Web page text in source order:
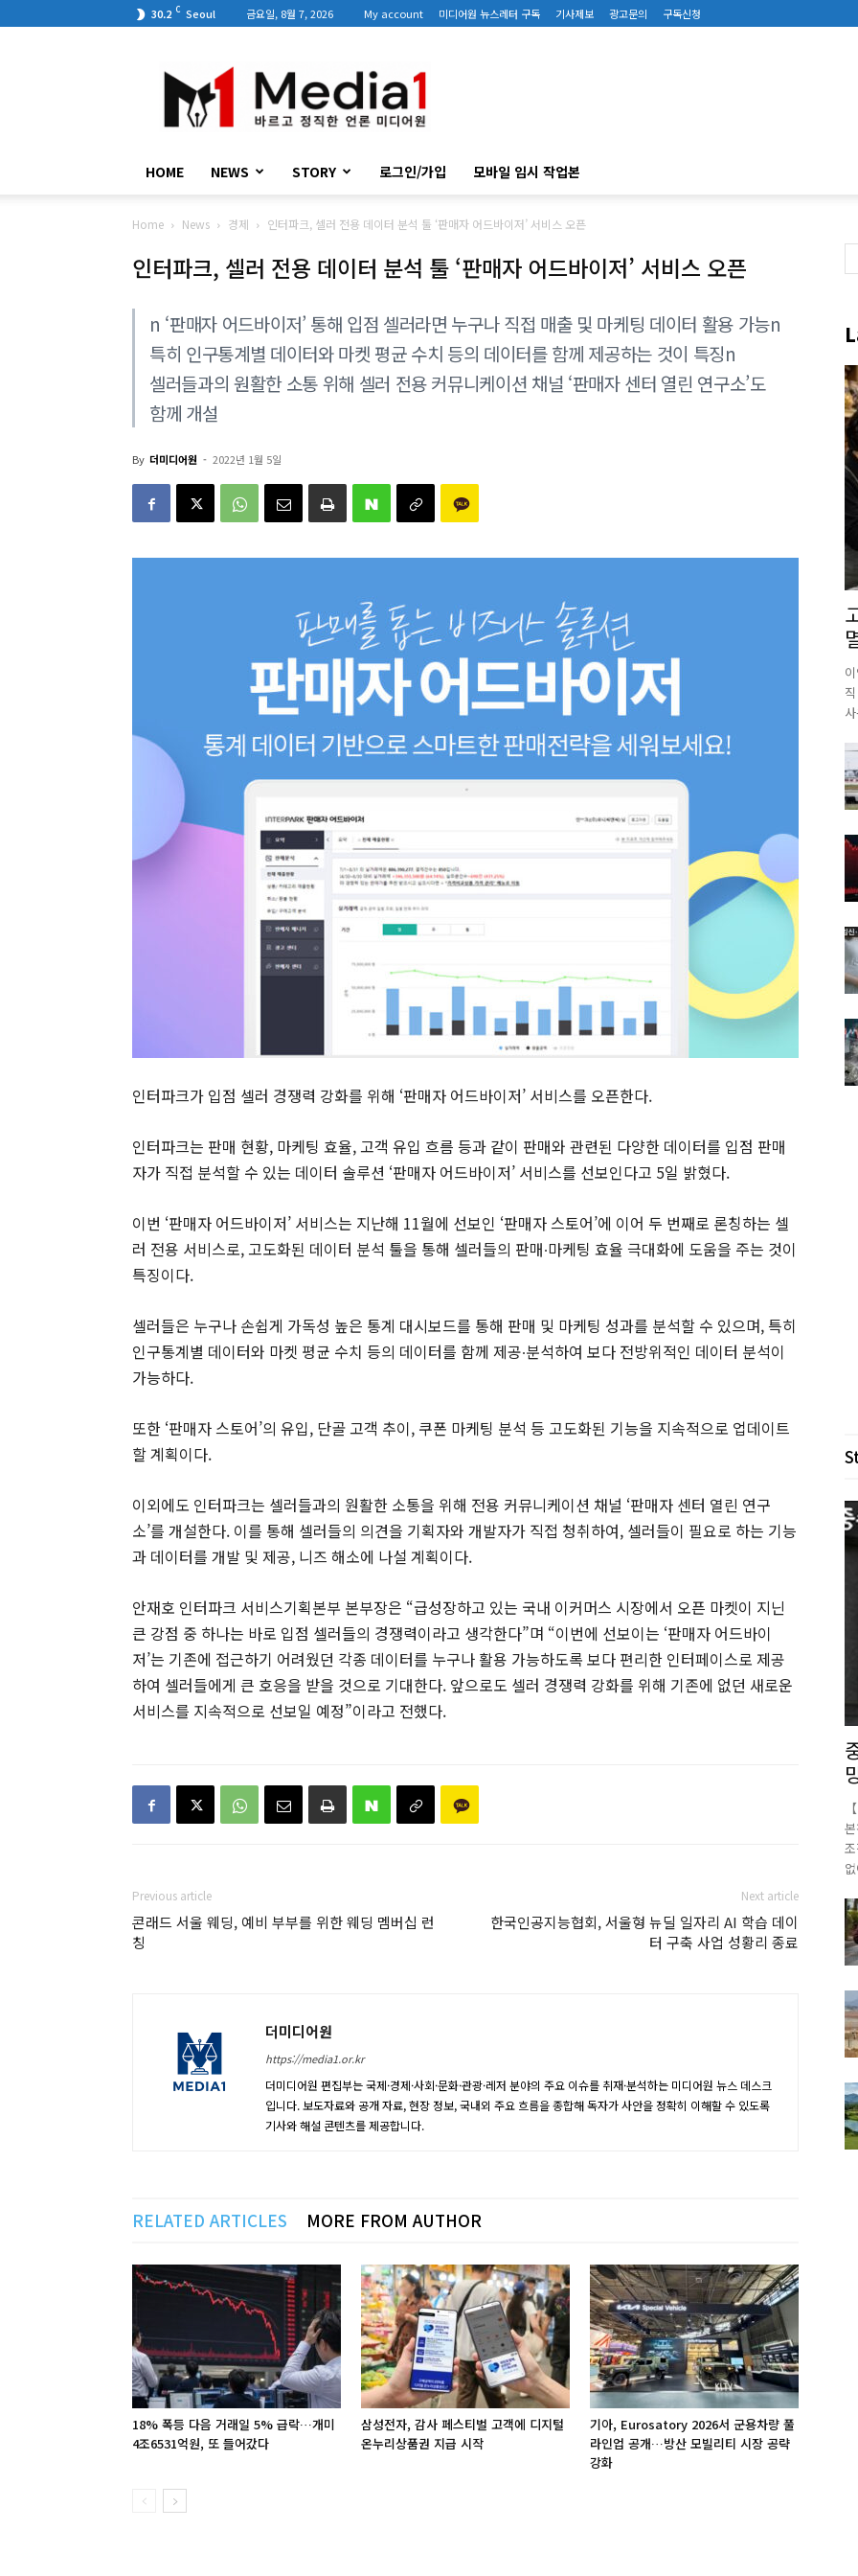
30.2 C Seoul 금요일, 8월 7, 2026 My account 미디어원 뉴스레터 구독 기사제보 광고문의 구독신청
디
어
원
HOME NEWS STORY 로그인/가입 모바일 임시 작업본
Home News 경제 인터파크, 셀러 전용 데이터 분석 툴 ‘판매자 어드바이저’ 서비스 오픈
인터파크, 셀러 전용 데이터 분석 툴 ‘판매자 어드바이저’ 서비스 오픈
n ‘판매자 어드바이저’ 통해 입점 셀러라면 누구나 직접 매출 및 마케팅 데이터 활용 가능n
특히 인구통계별 데이터와 마켓 평균 수치 등의 데이터를 함께 제공하는 것이 특징n
셀러들과의 원활한 소통 위해 셀러 전용 커뮤니케이션 채널 ‘판매자 센터 열린 연구소’도
함께 개설
By 더미디어원 - 2022년 1월 5일
인터파크가 입점 셀러 경쟁력 강화를 위해 ‘판매자 어드바이저’ 서비스를 오픈한다.
인터파크는 판매 현황, 마케팅 효율, 고객 유입 흐름 등과 같이 판매와 관련된 다양한 데이터를 입점 판매
자가 직접 분석할 수 있는 데이터 솔루션 ‘판매자 어드바이저’ 서비스를 선보인다고 5일 밝혔다.
이번 ‘판매자 어드바이저’ 서비스는 지난해 11월에 선보인 ‘판매자 스토어’에 이어 두 번째로 론칭하는 셀
러 전용 서비스로, 고도화된 데이터 분석 툴을 통해 셀러들의 판매∙마케팅 효율 극대화에 도움을 주는 것이
특징이다.
셀러들은 누구나 손쉽게 가독성 높은 통계 대시보드를 통해 판매 및 마케팅 성과를 분석할 수 있으며, 특히
인구통계별 데이터와 마켓 평균 수치 등의 데이터를 함께 제공∙분석하여 보다 전방위적인 데이터 분석이
가능하다.
또한 ‘판매자 스토어’의 유입, 단골 고객 추이, 쿠폰 마케팅 분석 등 고도화된 기능을 지속적으로 업데이트
할 계획이다.
이외에도 인터파크는 셀러들과의 원활한 소통을 위해 전용 커뮤니케이션 채널 ‘판매자 센터 열린 연구
소’를 개설한다. 이를 통해 셀러들의 의견을 기획자와 개발자가 직접 청취하여, 셀러들이 필요로 하는 기능
과 데이터를 개발 및 제공, 니즈 해소에 나설 계획이다.
안재호 인터파크 서비스기획본부 본부장은 “급성장하고 있는 국내 이커머스 시장에서 오픈 마켓이 지닌
큰 강점 중 하나는 바로 입점 셀러들의 경쟁력이라고 생각한다”며 “이번에 선보이는 ‘판매자 어드바이
저’는 기존에 접근하기 어려웠던 각종 데이터를 누구나 활용 가능하도록 보다 편리한 인터페이스로 제공
하여 셀러들에게 큰 호응을 받을 것으로 기대한다. 앞으로도 셀러 경쟁력 강화를 위해 기존에 없던 새로운
서비스를 지속적으로 선보일 예정”이라고 전했다.
Previous article
콘래드 서울 웨딩, 예비 부부를 위한 웨딩 멤버십 런
칭
Next article
한국인공지능협회, 서울형 뉴딜 일자리 AI 학습 데이
터 구축 사업 성황리 종료
더미디어원
https://media1.or.kr
더미디어원 편집부는 국제·경제·사회·문화·관광·레저 분야의 주요 이슈를 취재·분석하는 미디어원 뉴스 데스크
입니다. 보도자료와 공개 자료, 현장 정보, 국내외 주요 흐름을 종합해 독자가 사안을 정확히 이해할 수 있도록
기사와 해설 콘텐츠를 제공합니다.
RELATED ARTICLES MORE FROM AUTHOR
18% 폭등 다음 거래일 5% 급락…개미
4조6531억원, 또 들어갔다
삼성전자, 감사 페스티벌 고객에 디지털
온누리상품권 지급 시작
기아, Eurosatory 2026서 군용차량 풀
라인업 공개…방산 모빌리티 시장 공략
강화